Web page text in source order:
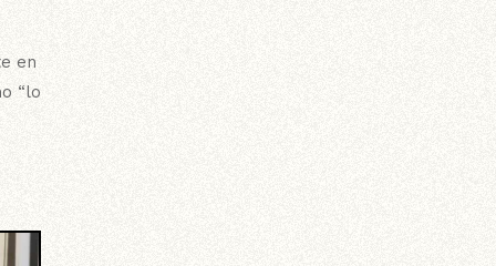
en
“lo